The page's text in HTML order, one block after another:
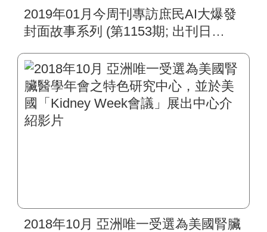
2019年01月今周刊專訪庶民AI大爆發
封面故事系列 (第1153期; 出刊日
2018年10月 亞洲唯一受選為美國腎臟